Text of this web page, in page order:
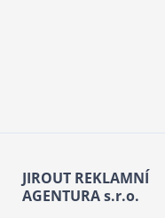
JIROUT REKLAMNÍ
AGENTURA s.r.o.